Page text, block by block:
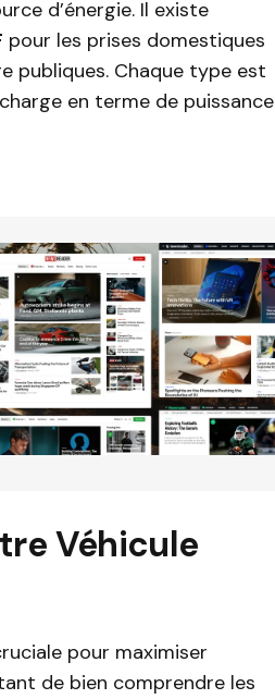
d’énergie. Il existe
pour les prises domestiques
publiques. Chaque type est
en terme de puissance
Véhicule
pour maximiser
de bien comprendre les